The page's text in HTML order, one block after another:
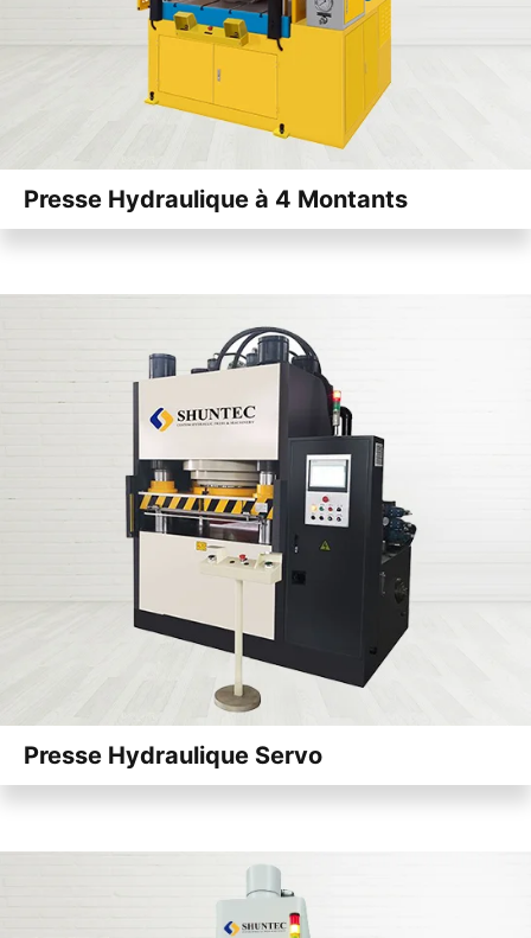
Presse Hydraulique à 4 Montants
Presse Hydraulique Servo